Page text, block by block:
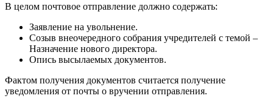
В целом почтовое отправление должно содержать:
Заявление на увольнение.
Созыв внеочередного собрания учредителей с темой –
Назначение нового директора.
Опись высылаемых документов.
Фактом получения документов считается получение
уведомления от почты о вручении отправления.